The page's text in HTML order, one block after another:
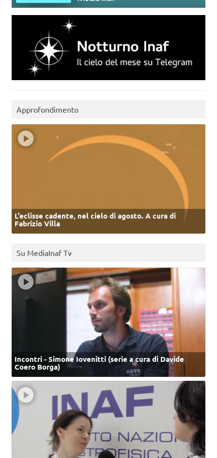
Approfondimento
L’eclisse cadente, nel cielo di agosto. A cura di
Fabrizio Villa
Su MediaInaf Tv
Incontri - Simone Iovenitti (serie a cura di Davide
Coero Borga)